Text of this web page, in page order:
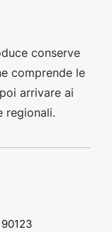
conserve
comprende le
arrivare ai
regionali.